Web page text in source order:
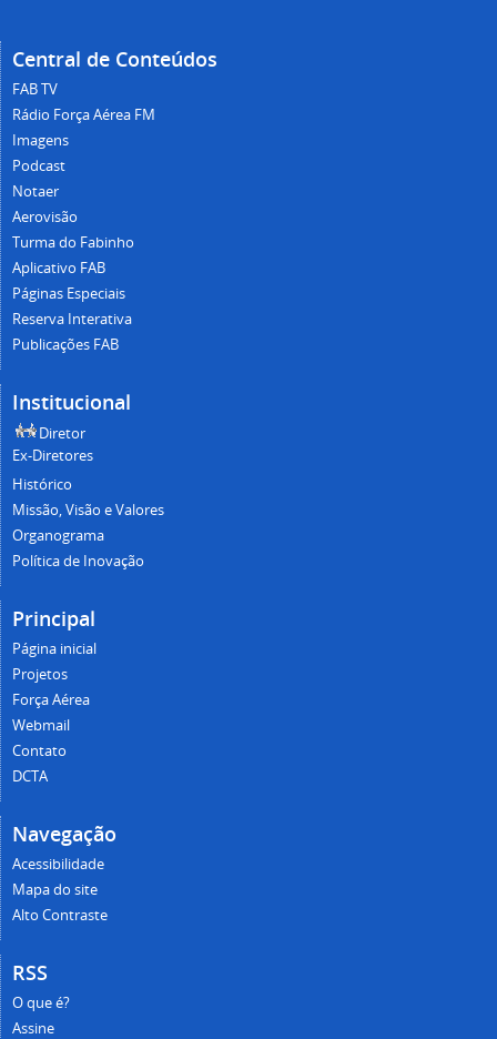
Central de Conteúdos
FAB TV
Rádio Força Aérea FM
Imagens
Podcast
Notaer
Aerovisão
Turma do Fabinho
Aplicativo FAB
Páginas Especiais
Reserva Interativa
Publicações FAB
Institucional
Diretor
Ex-Diretores
Histórico
Missão, Visão e Valores
Organograma
Política de Inovação
Principal
Página inicial
Projetos
Força Aérea
Webmail
Contato
DCTA
Navegação
Acessibilidade
Mapa do site
Alto Contraste
RSS
O que é?
Assine